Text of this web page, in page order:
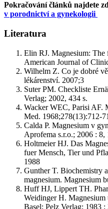
Pokračování článků najdete
v porodnictví a gynekologii
Literatura
Elin RJ. Magnesium:
American Journal of
Wilhelm Z. Co je dobré
lékárenství. 2007;3
Suter PM. Checkliste
Verlag; 2002, 434 s.
Wacker WEC, Parisi AF.
Med. 1968;278(13):712-
Calda P. Magnesium v
Aprofema s.r.o.; 2006 : 8,
Holtmeier HJ. Das
fuer Mensch, Tier und
1988
Gunther T. Biochemistry
magnesium. Magnesium
Huff HJ, Lippert TH.
Weidinger H.
Basel: Pelz Verlag; 1983 :